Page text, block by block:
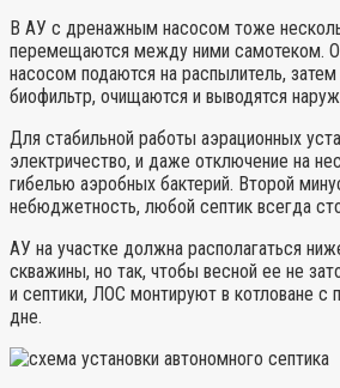
В АУ с дренажным насосом тоже
перемещаются между ними самотеком.
насосом подаются на распылитель,
биофильтр, очищаются и выводятся
Для стабильной работы аэрационных
электричество, и даже отключение на
гибелью аэробных бактерий. Второй
небюджетность, любой септик всегда
АУ на участке должна располагаться
скважины, но так, чтобы весной ее не
и септики, ЛОС монтируют в котловане с
дне.